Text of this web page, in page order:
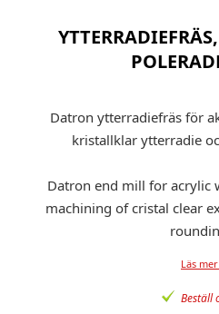
Datron ytterradiefräs för
kristallklar ytterradie
Datron end mill for acrylic
machining of cristal clear
Läs
Beställ